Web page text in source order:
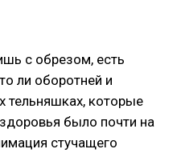
с обрезом, есть
ли оборотней и
тельняшках, которые
было почти на
стучащего